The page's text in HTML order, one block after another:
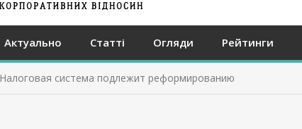
Актуально Статті Огляди Рейтинги
Налоговая система подлежит реформированию